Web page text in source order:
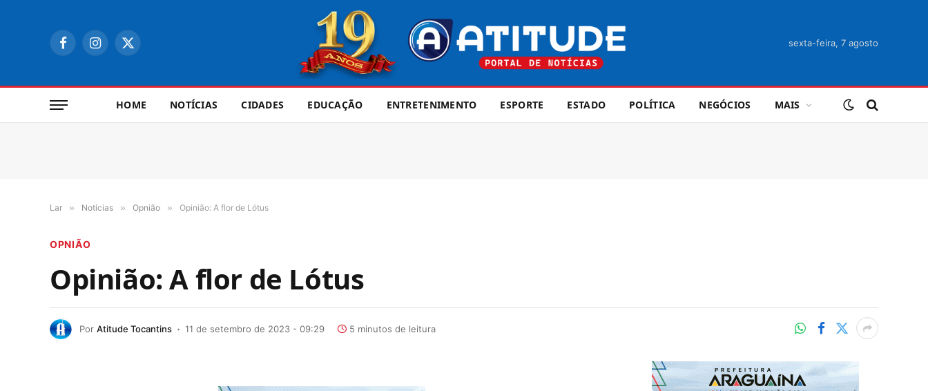
FacebookInstagram
X
sexta-feira, 7 agosto
HOME NOTÍCIAS CIDADES EDUCAÇÃO ENTRETENIMENTO ESPORTE ESTADO POLÍTICA NEGÓCIOS MAIS
Lar » Notícias » Opnião » Opinião: A flor de Lótus
OPNIÃO
Opinião: A flor de Lótus
Por Atitude Tocantins 11 de setembro de 2023 - 09:29 5 minutos de leitura